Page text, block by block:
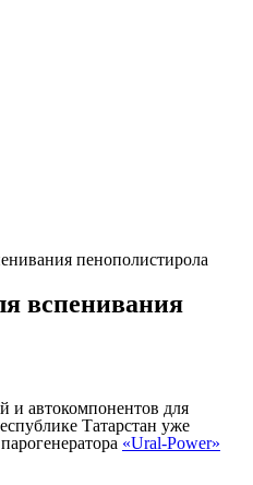
пенополистирола
вспенивания
и автокомпонентов для
Татарстан уже
«Ural-Power»